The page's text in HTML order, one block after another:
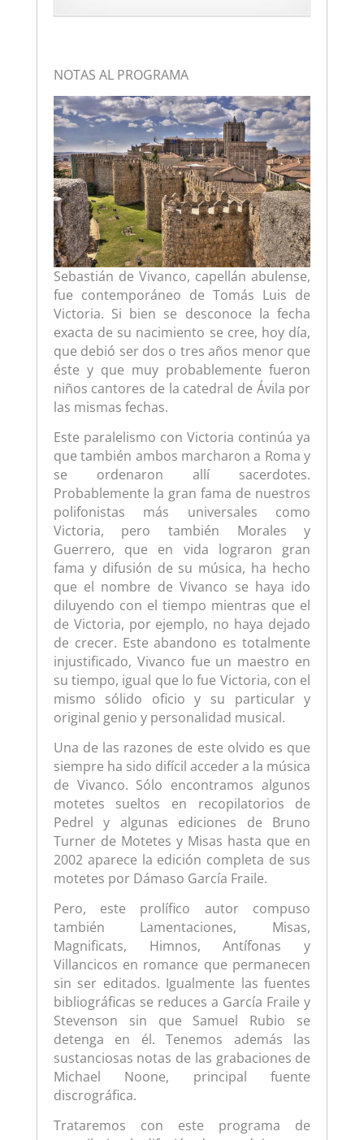
NOTAS AL PROGRAMA
Sebastián de Vivanco, capellán abulense,
fue contemporáneo de Tomás Luis de
Victoria. Si bien se desconoce la fecha
exacta de su nacimiento se cree, hoy día,
que debió ser dos o tres años menor que
éste y que muy probablemente fueron
niños cantores de la catedral de Ávila por
las mismas fechas.
Este paralelismo con Victoria continúa ya
que también ambos marcharon a Roma y
se ordenaron allí sacerdotes.
Probablemente la gran fama de nuestros
polifonistas más universales como
Victoria, pero también Morales y
Guerrero, que en vida lograron gran
fama y difusión de su música, ha hecho
que el nombre de Vivanco se haya ido
diluyendo con el tiempo mientras que el
de Victoria, por ejemplo, no haya dejado
de crecer. Este abandono es totalmente
injustificado, Vivanco fue un maestro en
su tiempo, igual que lo fue Victoria, con el
mismo sólido oficio y su particular y
original genio y personalidad musical.
Una de las razones de este olvido es que
siempre ha sido difícil acceder a la música
de Vivanco. Sólo encontramos algunos
motetes sueltos en recopilatorios de
Pedrel y algunas ediciones de Bruno
Turner de Motetes y Misas hasta que en
2002 aparece la edición completa de sus
motetes por Dámaso García Fraile.
Pero, este prolífico autor compuso
también Lamentaciones, Misas,
Magnificats, Himnos, Antífonas y
Villancicos en romance que permanecen
sin ser editados. Igualmente las fuentes
bibliográficas se reduces a García Fraile y
Stevenson sin que Samuel Rubio se
detenga en él. Tenemos además las
sustanciosas notas de las grabaciones de
Michael Noone, principal fuente
discrográfica.
Trataremos con este programa de